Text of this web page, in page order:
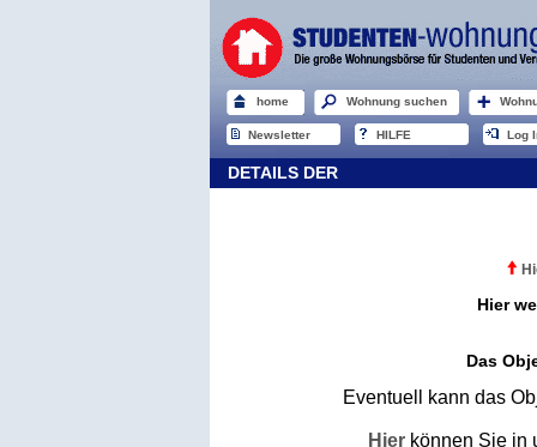
home Wohnung suchen
Newsletter HILFE Log
DETAILS DER
Hier
Das
Eventuell kann das
Hier können Sie in